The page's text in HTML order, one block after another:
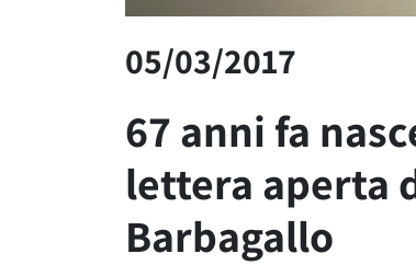
05/03/2017
67 anni fa
lettera aperta
Barbagallo